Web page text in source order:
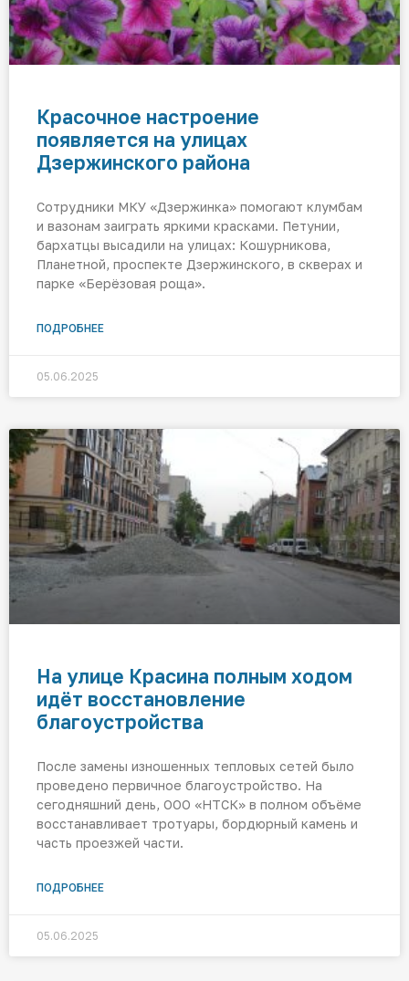
Красочное настроение
появляется на улицах
Дзержинского района
Сотрудники МКУ «Дзержинка» помогают клумбам
и вазонам заиграть яркими красками. Петунии,
бархатцы высадили на улицах: Кошурникова,
Планетной, проспекте Дзержинского, в скверах и
парке «Берёзовая роща».
ПОДРОБНЕЕ
05.06.2025
На улице Красина полным ходом
идёт восстановление
благоустройства
После замены изношенных тепловых сетей было
проведено первичное благоустройство. На
сегодняшний день, ООО «НТСК» в полном объёме
восстанавливает тротуары, бордюрный камень и
часть проезжей части.
ПОДРОБНЕЕ
05.06.2025